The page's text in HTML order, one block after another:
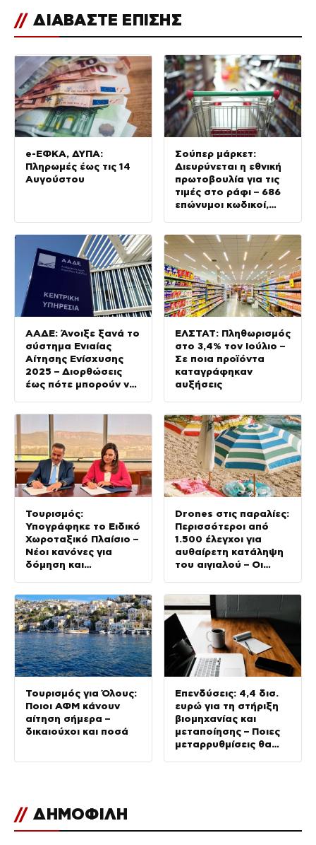
// ΔΙΑΒΑΣΤΕ ΕΠΙΣΗΣ
e-ΕΦΚΑ, ΔΥΠΑ:
Πληρωμές έως τις 14
Αυγούστου
Σούπερ μάρκετ:
Διευρύνεται η εθνική
πρωτοβουλία για τις
τιμές στο ράφι – 686
επώνυμοι κωδικοί,
ιδιωτικής ετικέτας
ΑΑΔΕ: Άνοιξε ξανά το
σύστημα Ενιαίας
Αίτησης Ενίσχυσης
2025 – Διορθώσεις
έως πότε μπορούν να
ΕΛΣΤΑΤ: Πληθωρισμός
στο 3,4% τον Ιούλιο –
Σε ποια προϊόντα
καταγράφηκαν
αυξήσεις
Τουρισμός:
Υπογράφηκε το Ειδικό
Χωροταξικό Πλαίσιο –
Νέοι κανόνες για
δόμηση και
Drones στις παραλίες:
Περισσότεροι από
1.500 έλεγχοι για
αυθαίρετη κατάληψη
του αιγιαλού – Οι
καταγγελίες
Τουρισμός για Όλους:
Ποιοι ΑΦΜ κάνουν
αίτηση σήμερα –
δικαιούχοι και ποσά
Επενδύσεις: 4,4 δισ.
ευρώ για τη στήριξη
βιομηχανίας και
μεταποίησης – Ποιες
μεταρρυθμίσεις θα
// ΔΗΜΟΦΙΛΗ